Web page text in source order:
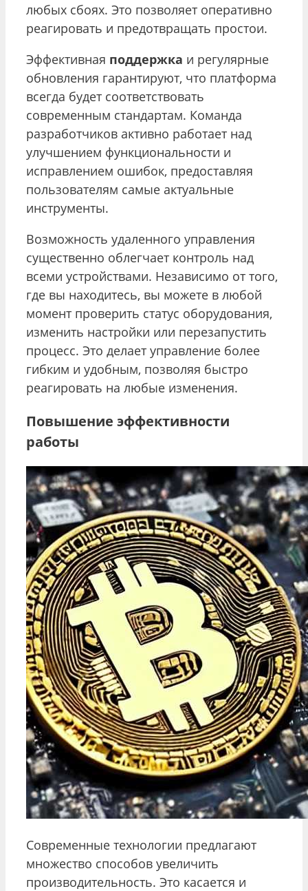
любых сбоях. Это позволяет оперативно
реагировать и предотвращать простои.
Эффективная поддержка и регулярные
обновления гарантируют, что платформа
всегда будет соответствовать
современным стандартам. Команда
разработчиков активно работает над
улучшением функциональности и
исправлением ошибок, предоставляя
пользователям самые актуальные
инструменты.
Возможность удаленного управления
существенно облегчает контроль над
всеми устройствами. Независимо от того,
где вы находитесь, вы можете в любой
момент проверить статус оборудования,
изменить настройки или перезапустить
процесс. Это делает управление более
гибким и удобным, позволяя быстро
реагировать на любые изменения.
Повышение эффективности
работы
Современные технологии предлагают
множество способов увеличить
производительность. Это касается и